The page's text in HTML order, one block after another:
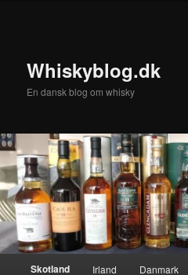
Whiskyblog.dk
En dansk blog om whisky
Hovedmenu
Skotland Irland Danmark